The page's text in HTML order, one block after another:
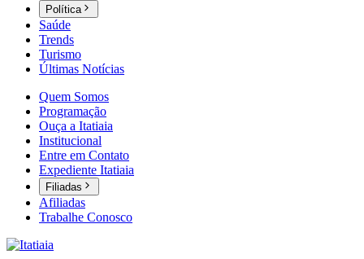
Política
Saúde
Trends
Turismo
Últimas Notícias
Quem Somos
Programação
Ouça a Itatiaia
Institucional
Entre em Contato
Expediente Itatiaia
Filiadas
Afiliadas
Trabalhe Conosco